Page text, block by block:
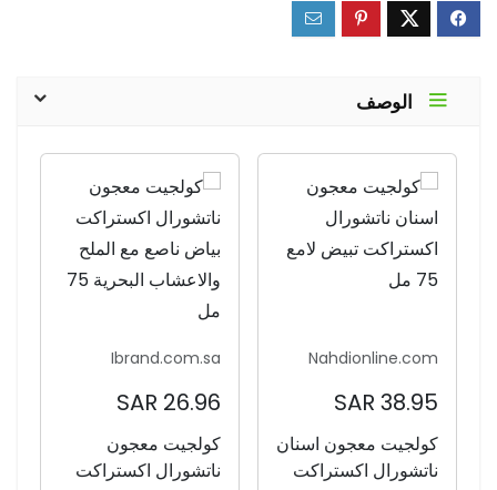
الوصف
Nahdionline.com
38.95 SAR
كولجيت معجون اسنان
ناتشورال اكستراكت
Ibrand.com.sa
26.96 SAR
كولجيت معجون
ناتشورال اكستراكت